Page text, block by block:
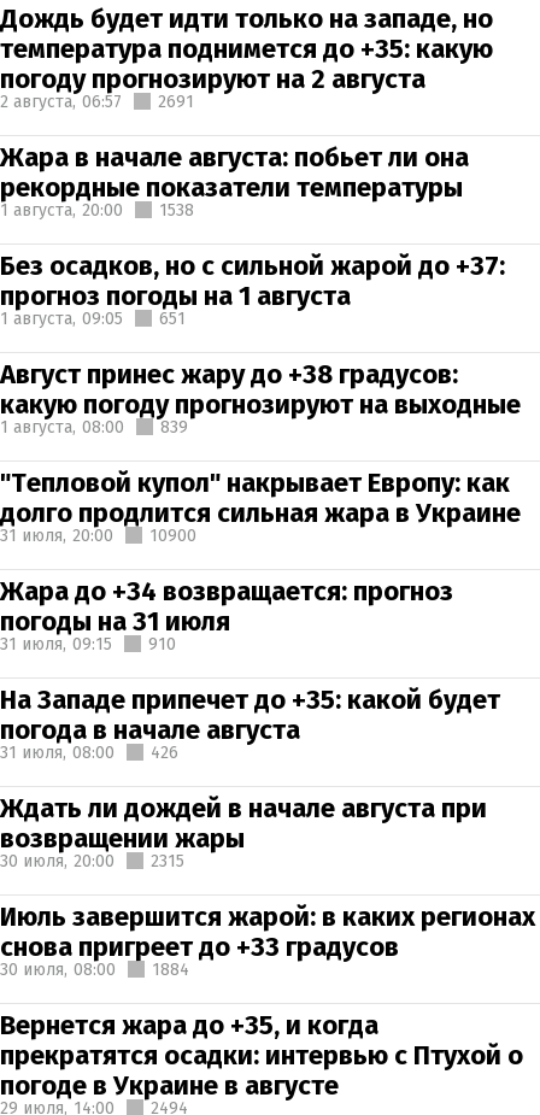
Дождь будет идти только на западе, но
температура поднимется до +35: какую
погоду прогнозируют на 2 августа
2 августа, 06:57 2691
Жара в начале августа: побьет ли она
рекордные показатели температуры
1 августа, 20:00 1538
Без осадков, но с сильной жарой до +37:
прогноз погоды на 1 августа
1 августа, 09:05 651
Август принес жару до +38 градусов:
какую погоду прогнозируют на выходные
1 августа, 08:00 839
"Тепловой купол" накрывает Европу: как
долго продлится сильная жара в Украине
31 июля, 20:00 10900
Жара до +34 возвращается: прогноз
погоды на 31 июля
31 июля, 09:15 910
На Западе припечет до +35: какой будет
погода в начале августа
31 июля, 08:00 426
Ждать ли дождей в начале августа при
возвращении жары
30 июля, 20:00 2315
Июль завершится жарой: в каких регионах
снова пригреет до +33 градусов
30 июля, 08:00 1884
Вернется жара до +35, и когда
прекратятся осадки: интервью с Птухой о
погоде в Украине в августе
29 июля, 14:00 2494